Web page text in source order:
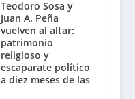
Teodoro Sosa y
Juan A. Peña
vuelven al altar:
patrimonio
religioso y
escaparate político
a diez meses de las